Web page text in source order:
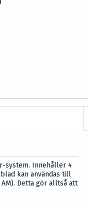
system. Innehåller 4
kan användas till
Detta gör alltså att